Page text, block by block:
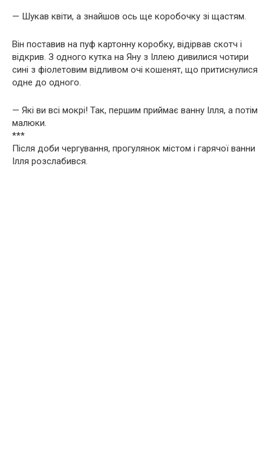
— Шукав квіти, а знайшов ось ще коробочку зі щастям.
Він поставив на пуф картонну коробку, відірвав скотч і
відкрив. З одного кутка на Яну з Іллею дивилися чотири
сині з фіолетовим відливом очі кошенят, що притиснулися
одне до одного.
— Які ви всі мокрі! Так, першим приймає ванну Ілля, а потім
малюки.
***
Після доби чергування, прогулянок містом і гарячої ванни
Ілля розслабився.